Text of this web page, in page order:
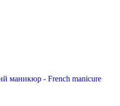
маникюр - French manicure